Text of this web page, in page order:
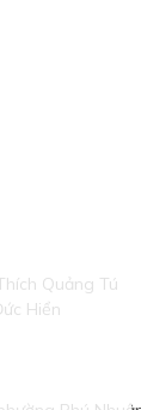
Quảng Tú
Hiển